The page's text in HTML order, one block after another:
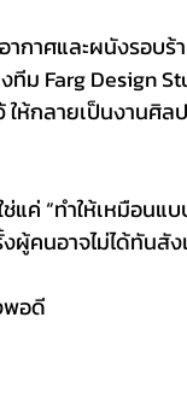
กาศและผนังรอบ
ทีม Farg Design
ห้กลายเป็นงานศิ
แค่ “ทำให้เหมือน
คนอาจไม่ได้ทันสั
พอดี